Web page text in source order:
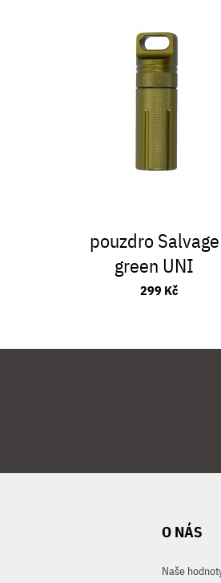
pouzdro Salvage
green UNI
299 Kč
O NÁS
Naše